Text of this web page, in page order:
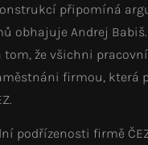
připomíná
obhajuje Andrej
že všichni
firmou, která
podřízenosti firmě